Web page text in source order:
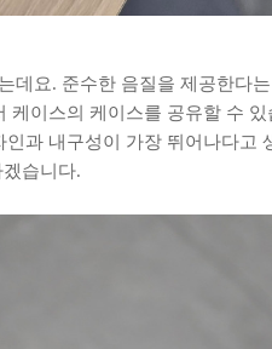
요. 준수한 음질을 제공한다
이스의 케이스를 공유할 수
과 내구성이 가장 뛰어나다고
습니다.